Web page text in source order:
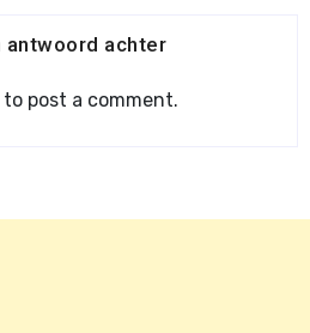
antwoord achter
to post a comment.